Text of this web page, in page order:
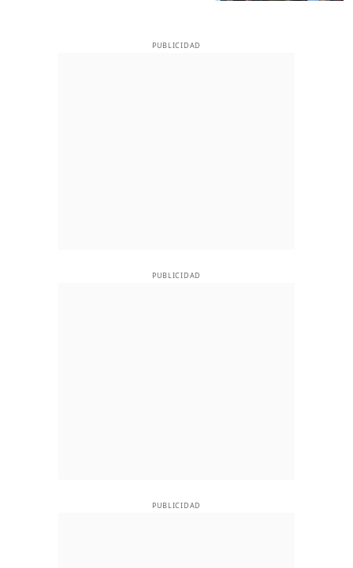
PUBLICIDAD
PUBLICIDAD
PUBLICIDAD